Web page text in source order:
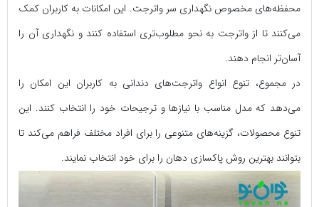
محفظه‌های مخصوص نگهداری سر واترجت. این امکانات به کاربران کمک
می‌کنند تا از واترجت به نحو مطلوب‌تری استفاده کنند و نگهداری آن را
آسان‌تر انجام دهند.
در مجموع، تنوع انواع واترجت‌های دندانی به کاربران این امکان را
می‌دهد که مدل مناسب با نیازها و ترجیحات خود را انتخاب کنند. این
تنوع محصولات، گزینه‌های متنوعی را برای افراد مختلف فراهم می‌کند تا
بتوانند بهترین روش پاکسازی دهان را برای خود انتخاب نمایند.